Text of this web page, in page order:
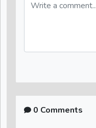
0 Comments